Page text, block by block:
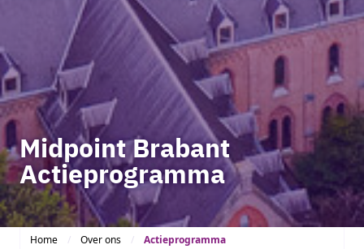
Midpoint Brabant
Actieprogramma
Home Over ons Actieprogramma